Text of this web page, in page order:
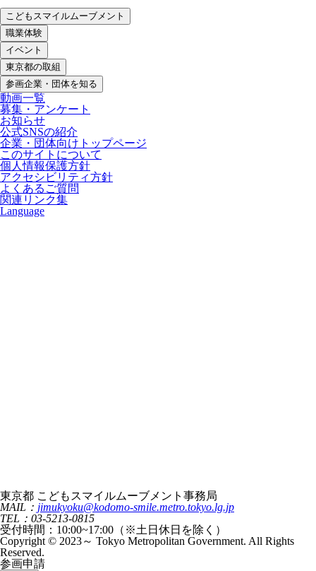
こどもスマイルムーブメント
職業体験
イベント
東京都の取組
参画企業・団体を知る
動画一覧
募集・アンケート
お知らせ
公式SNSの紹介
企業・団体向けトップページ
このサイトについて
個人情報保護方針
アクセシビリティ方針
よくあるご質問
関連リンク集
Language
東京都 こどもスマイルムーブメント事務局
MAIL： jimukyoku@kodomo-smile.metro.tokyo.lg.jp
TEL：03-5213-0815
受付時間：10:00~17:00（※土日休日を除く）
Copyright © 2023～ Tokyo Metropolitan Government. All Rights
Reserved.
参画申請